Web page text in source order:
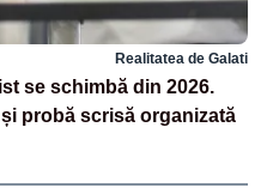
Realitatea de Galati
se schimbă din 2026.
probă scrisă organizată